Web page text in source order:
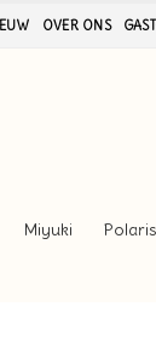
OVER ONS
Miyuki Polaris